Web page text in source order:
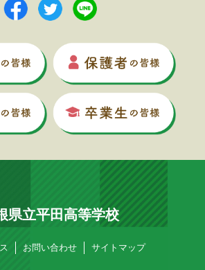
県立平田高等学校
お問い合わせ サイトマップ